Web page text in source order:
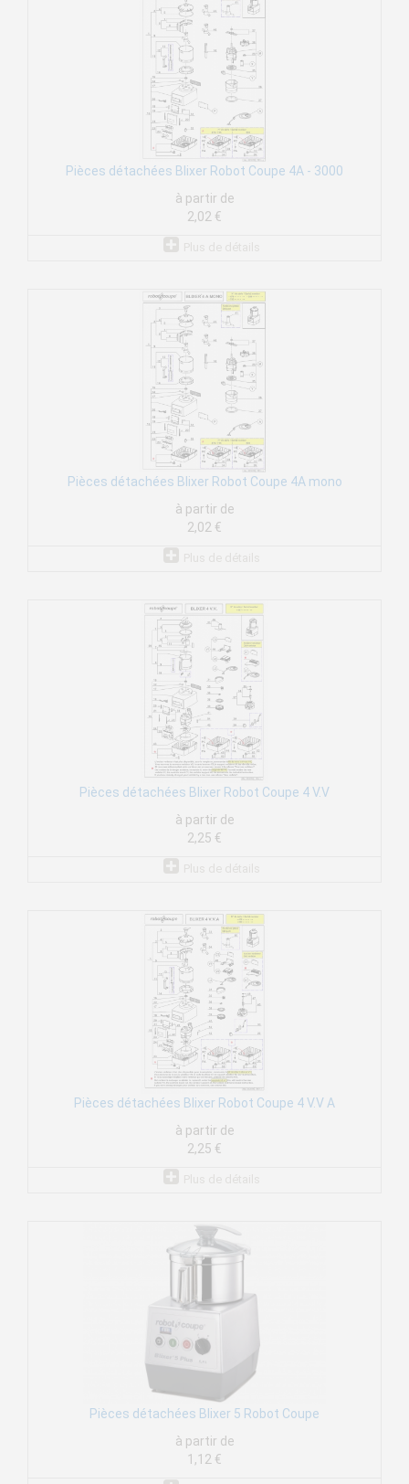
Pièces détachées Blixer Robot Coupe 4A - 3000
à partir de
2,02 €
Pièces détachées Blixer Robot Coupe 4A mono
à partir de
2,02 €
Pièces détachées Blixer Robot Coupe 4 V.V
à partir de
2,25 €
Pièces détachées Blixer Robot Coupe 4 V.V A
à partir de
2,25 €
Pièces détachées Blixer 5 Robot Coupe
à partir de
1,12 €